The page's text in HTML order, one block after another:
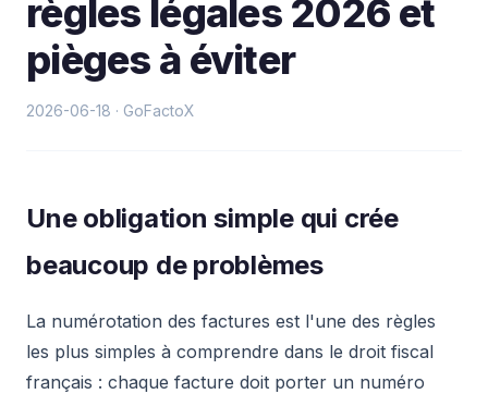
règles légales 2026 et
pièges à éviter
2026-06-18 · GoFactoX
Une obligation simple qui crée
beaucoup de problèmes
La numérotation des factures est l'une des règles
les plus simples à comprendre dans le droit fiscal
français : chaque facture doit porter un numéro